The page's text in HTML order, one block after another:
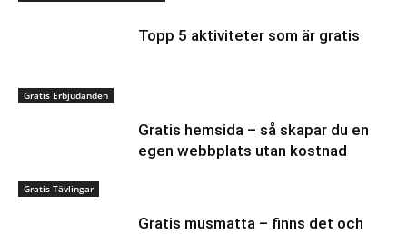
Gratis Erbjudanden
Topp 5 aktiviteter som är gratis
Gratis Tävlingar
Gratis hemsida – så skapar du en
egen webbplats utan kostnad
Gratis musmatta – finns det och